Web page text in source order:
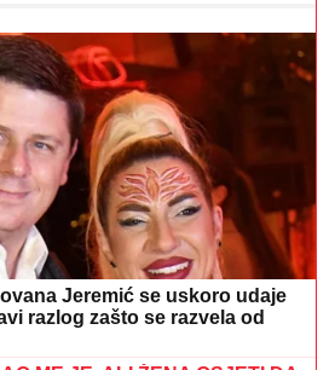
Jeremić se uskoro udaje
razlog zašto se razvela od